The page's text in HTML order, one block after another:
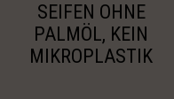
SEIFEN OHNE
PALMÖL, KEIN
MIKROPLASTIK